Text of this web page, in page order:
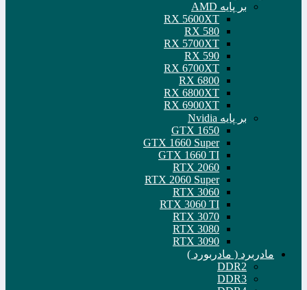
بر پایه AMD
RX 5600XT
RX 580
RX 5700XT
RX 590
RX 6700XT
RX 6800
RX 6800XT
RX 6900XT
بر پایه Nvidia
GTX 1650
GTX 1660 Super
GTX 1660 TI
RTX 2060
RTX 2060 Super
RTX 3060
RTX 3060 TI
RTX 3070
RTX 3080
RTX 3090
مادربرد ( مادربورد )
DDR2
DDR3